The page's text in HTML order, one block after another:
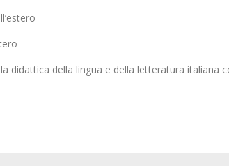
didattica della lingua e della letteratura italiana